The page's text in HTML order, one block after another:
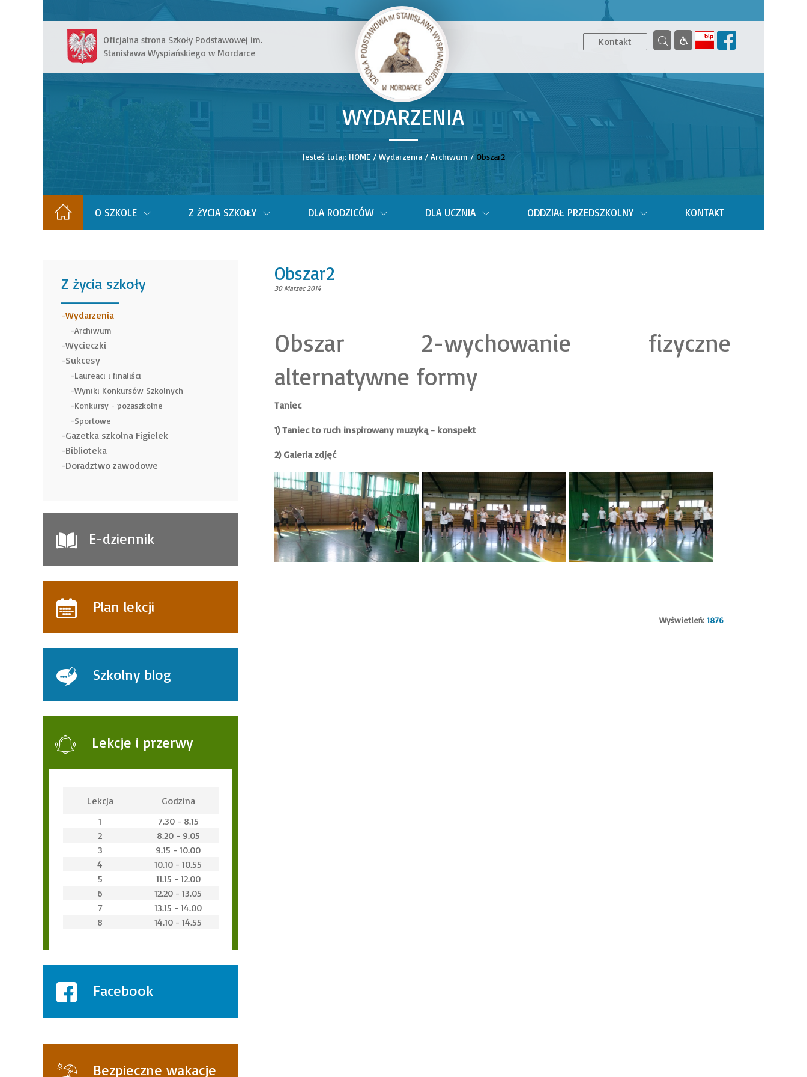
WYDARZENIA
__
Jesteś tutaj: HOME/ Wydarzenia/ Archiwum / Obszar2
Oficjalna strona Szkoły Podstawowej im.
Stanisława Wyspiańskiego w Mordarce
Kontakt
O SZKOLE Z ŻYCIA SZKOŁY DLA RODZICÓW DLA UCZNIA ODDZIAŁ PRZEDSZKOLNY KONTAKT
Z życia szkoły
______
Wydarzenia
Archiwum
Wycieczki
Sukcesy
Laureaci i finaliści
Wyniki Konkursów Szkolnych
Konkursy - pozaszkolne
Sportowe
Gazetka szkolna Figielek
Biblioteka
Doradztwo zawodowe
E-dziennik
Plan lekcji
Szkolny blog
Lekcje i przerwy
Lekcja
Godzina
1
7.30 - 8.15
2
8.20 - 9.05
3
9.15 - 10.00
4
10.10 - 10.55
5
11.15 - 12.00
6
12.20 - 13.05
7
13.15 - 14.00
8
14.10 - 14.55
Facebook
Bezpieczne wakacje
Obszar2
30 Marzec 2014
Obszar 2-wychowanie fizyczne
alternatywne formy
Taniec
1)Taniec to ruch inspirowany muzyką - konspekt
2) Galeria zdjęć
Wyświetleń: 1876